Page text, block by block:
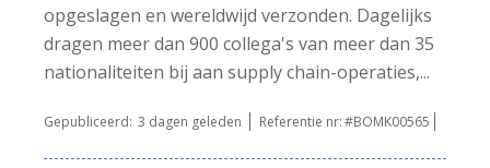
opgeslagen en wereldwijd verzonden. Dagelijks
dragen meer dan 900 collega's van meer dan 35
nationaliteiten bij aan supply chain-operaties,...
Gepubliceerd: 3 dagen geleden Referentie nr:#BOMK00565